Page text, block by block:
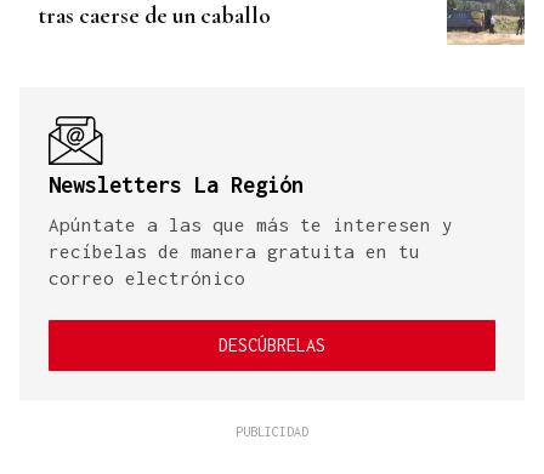
tras caerse de un caballo
Newsletters La Región
Apúntate a las que más te interesen y
recíbelas de manera gratuita en tu
correo electrónico
DESCÚBRELAS